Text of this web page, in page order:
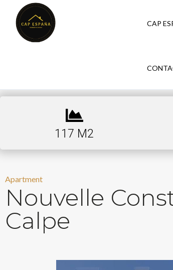
CAP
117 M2
Apartment
Nouvelle
Calpe